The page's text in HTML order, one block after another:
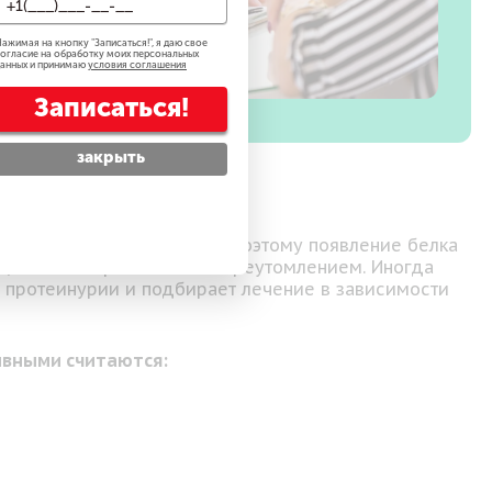
его быть не должно, поэтому появление белка
или физическим переутомлением. Иногда
и подбирает лечение в зависимости
считаются:
на кнопку "Записаться!", я даю свое
на обработку моих персональных
и принимаю условия соглашения
Записаться!
закрыть